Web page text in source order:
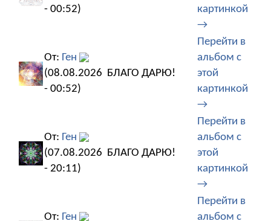
- 00:52)
картинкой
→
От: Ген
(08.08.2026
- 00:52)
БЛАГО ДАРЮ!
Перейти в
альбом с
этой
картинкой
→
От: Ген
(07.08.2026
- 20:11)
БЛАГО ДАРЮ!
Перейти в
альбом с
этой
картинкой
→
От: Ген
Перейти в
альбом с